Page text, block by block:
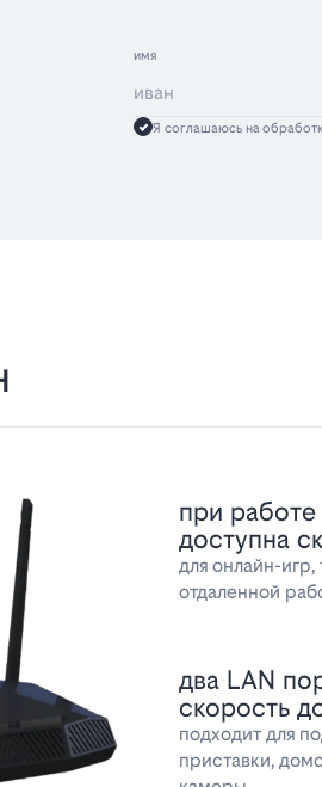
имя
Я соглашаюсь на
при работе
доступна
для онлайн-
отдаленной
два LAN
скорость
подходит для
приставки,